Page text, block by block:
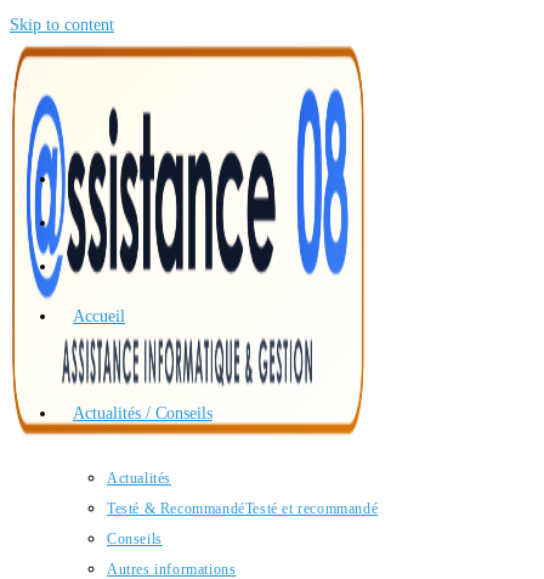
Skip to content
Accueil
Actualités / Conseils
Actualités
Testé & RecommandéTesté et recommandé
Conseils
Autres informations